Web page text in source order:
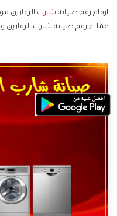
ارقام رقم صيانة شارب الزقازيق
عملاء رقم صيانة شارب الزقازيق